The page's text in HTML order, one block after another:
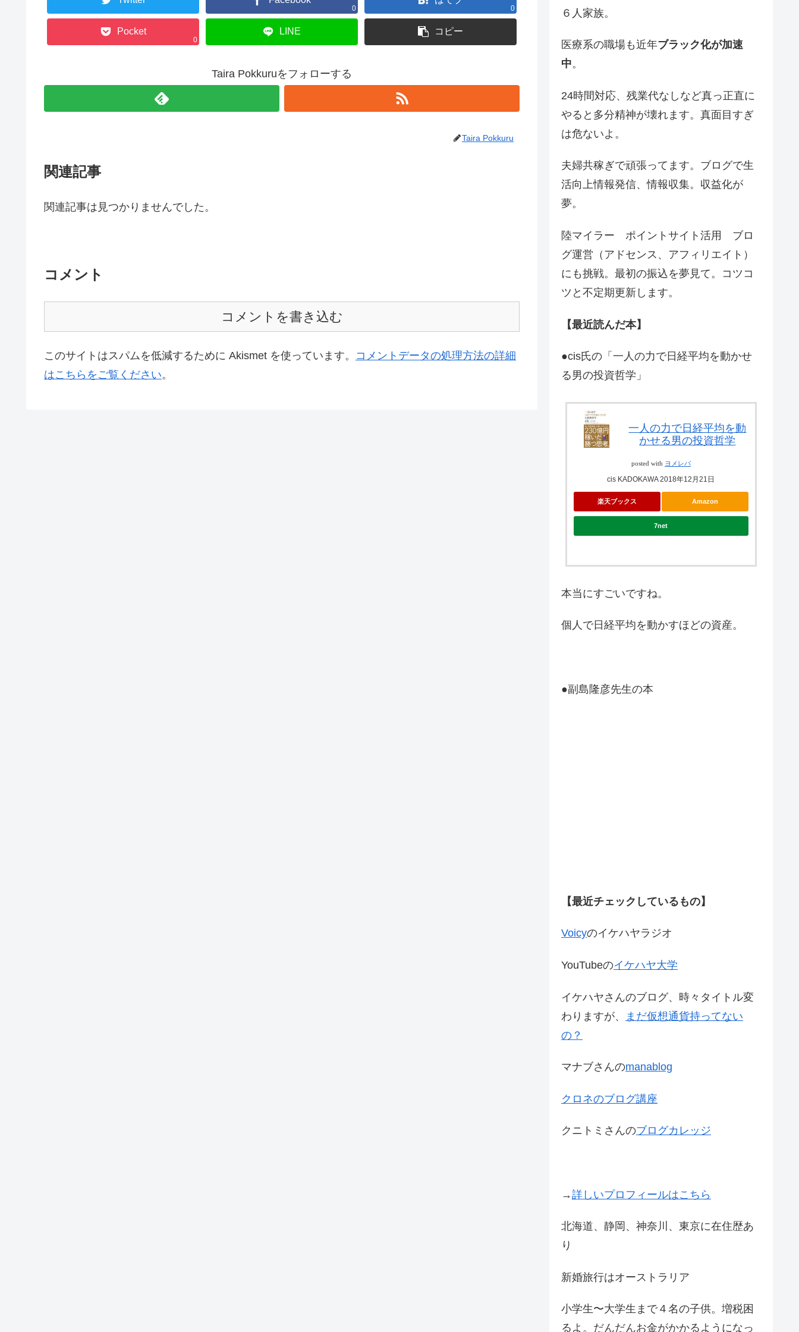
0 0
Pocket
0
LINE コピー
Taira Pokkuruをフォローする
Taira Pokkuru
関連記事
関連記事は見つかりませんでした。
コメント
コメントを書き込む
このサイトはスパムを低減するために Akismet を使っています。 コメントデータの処理方法の詳細
はこちらをご覧ください。
６人家族。
医療系の職場も近年ブラック化が加速
中。
24時間対応、残業代なしなど真っ正直に
やると多分精神が壊れます。真面目すぎ
は危ないよ。
夫婦共稼ぎで頑張ってます。ブログで生
活向上情報発信、情報収集。収益化が
夢。
陸マイラー ポイントサイト活用 ブロ
グ運営（アドセンス、アフィリエイト）
にも挑戦。最初の振込を夢見て。コツコ
ツと不定期更新します。
【最近読んだ本】
●cis氏の「一人の力で日経平均を動かせ
る男の投資哲学」
一人の力で日経平均を動
かせる男の投資哲学
posted with ヨメレバ
cis KADOKAWA 2018年12月21日
楽天ブックス Amazon
7net
本当にすごいですね。
個人で日経平均を動かすほどの資産。
●副島隆彦先生の本
【最近チェックしているもの】
Voicyのイケハヤラジオ
YouTubeのイケハヤ大学
イケハヤさんのブログ、時々タイトル変
わりますが、
まだ仮想通貨持ってない
の？
マナブさんのmanablog
クロネのブログ講座
クニトミさんのブログカレッジ
→詳しいプロフィールはこちら
北海道、静岡、神奈川、東京に在住歴あ
り
新婚旅行はオーストラリア
小学生〜大学生まで４名の子供。増税困
るよ。だんだんお金がかかるようになっ